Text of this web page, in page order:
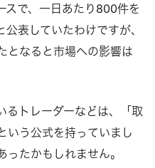
で、一日あたり800件を
表していたわけですが、
となると市場への影響は
るトレーダーなどは、「取
いう公式を持っていまし
たかもしれません。